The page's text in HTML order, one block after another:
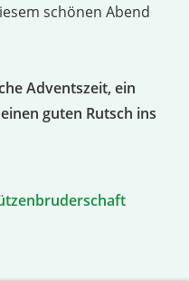
schönen Abend
Adventszeit, ein
guten Rutsch ins